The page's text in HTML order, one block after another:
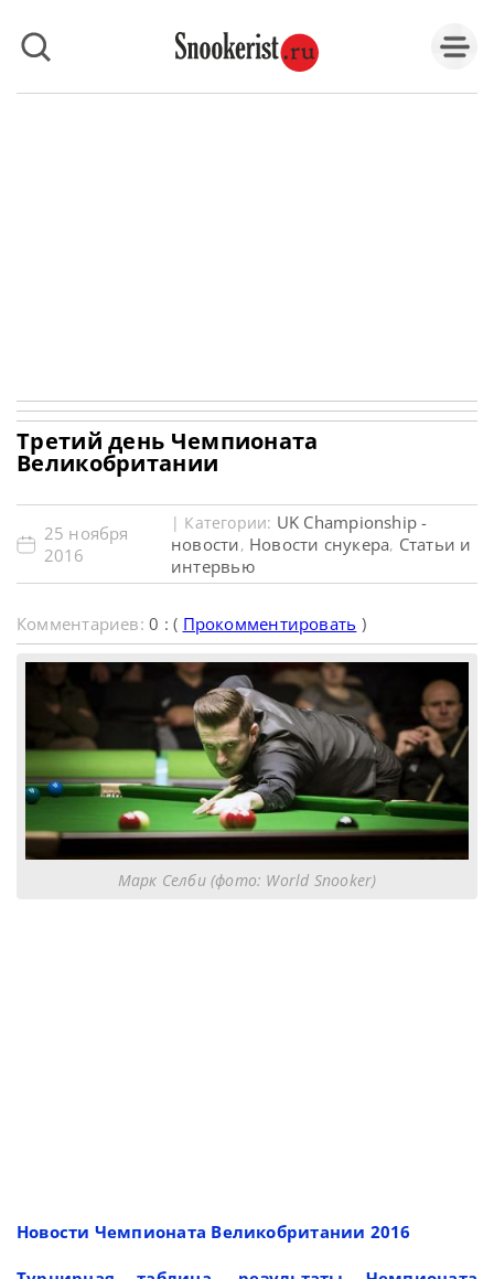
Третий день Чемпионата
Великобритании
25 ноября
2016
| Категории: UK Championship -
новости, Новости снукера, Статьи и
интервью
Комментариев:0 : ( Прокомментировать )
Марк Селби (фото: World Snooker)
Новости Чемпионата Великобритании 2016